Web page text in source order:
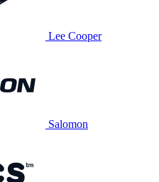
Lee Cooper
Salomon